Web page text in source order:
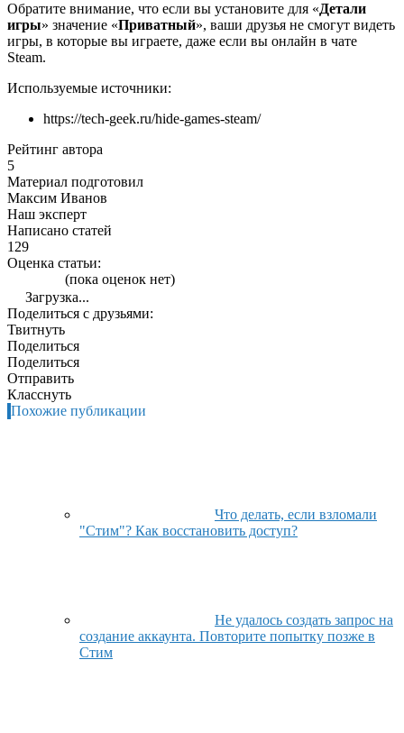
Обратите внимание, что если вы установите для «Детали
игры» значение «Приватный», ваши друзья не смогут видеть
игры, в которые вы играете, даже если вы онлайн в чате
Steam.
Используемые источники:
https://tech-geek.ru/hide-games-steam/
Рейтинг автора
5
Материал подготовил
Максим Иванов
Наш эксперт
Написано статей
129
Оценка статьи:
(пока оценок нет)
Загрузка...
Поделиться с друзьями:
Твитнуть
Поделиться
Поделиться
Отправить
Класснуть
Похожие публикации
Что делать, если взломали
"Стим"? Как восстановить доступ?
Не удалось создать запрос на
создание аккаунта. Повторите попытку позже в
Стим